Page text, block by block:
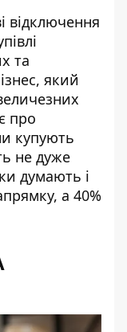
відключення
та
який
про
купують
не дуже
думають і
а 40%